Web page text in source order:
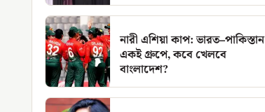
নারী এশিয়া কাপ: ভারত–পাকিস্তান
একই গ্রুপে, কবে খেলবে
বাংলাদেশ?